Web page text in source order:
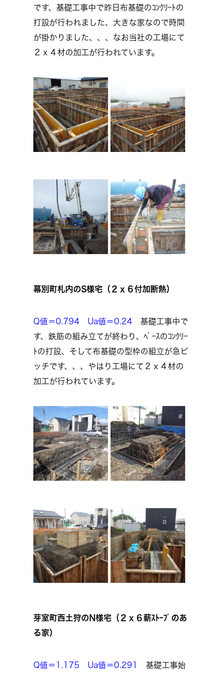
です、基礎工事中で昨日布基礎のｺﾝｸﾘｰﾄの
打設が行われました、大きな家なので時間
が掛かりました、、、なお当社の工場にて
２ｘ４材の加工が行われています。
幕別町札内のS様宅（２ｘ６付加断熱）
Q値＝0.794 Ua値＝0.24 基礎工事中で
す、鉄筋の組み立てが終わり、ﾍﾞｰｽのｺﾝｸﾘｰ
ﾄの打設、そして布基礎の型枠の組立が急ピ
ッチです、、、やはり工場にて２ｘ４材の
加工が行われています。
芽室町西土狩のN様宅（２ｘ６薪ｽﾄｰﾌﾞのあ
る家）
Q値＝1.175 Ua値＝0.291 基礎工事始